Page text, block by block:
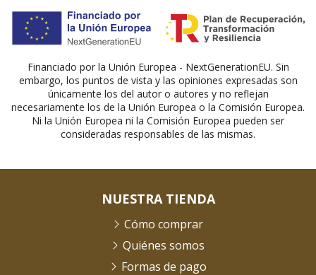
Financiado por la Unión Europea - NextGenerationEU. Sin
embargo, los puntos de vista y las opiniones expresadas son
únicamente los del autor o autores y no reflejan
necesariamente los de la Unión Europea o la Comisión Europea.
Ni la Unión Europea ni la Comisión Europea pueden ser
consideradas responsables de las mismas.
NUESTRA TIENDA
Cómo comprar
Quiénes somos
Formas de pago